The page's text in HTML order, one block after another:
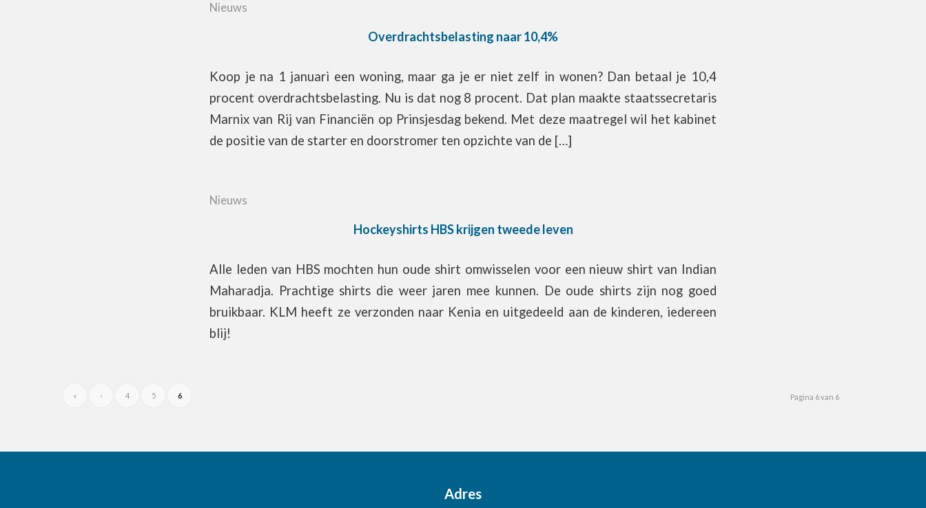
Nieuws
Overdrachtsbelasting naar 10,4%
Koop je na 1 januari een woning, maar ga je er niet zelf in wonen? Dan betaal je 10,4
procent overdrachtsbelasting. Nu is dat nog 8 procent. Dat plan maakte staatssecretaris
Marnix van Rij van Financiën op Prinsjesdag bekend. Met deze maatregel wil het kabinet
de positie van de starter en doorstromer ten opzichte van de […]
Nieuws
Hockeyshirts HBS krijgen tweede leven
Alle leden van HBS mochten hun oude shirt omwisselen voor een nieuw shirt van Indian
Maharadja. Prachtige shirts die weer jaren mee kunnen. De oude shirts zijn nog goed
bruikbaar. KLM heeft ze verzonden naar Kenia en uitgedeeld aan de kinderen, iedereen
blij!
Pagina 6 van 6
« ‹ 4 5 6
Adres